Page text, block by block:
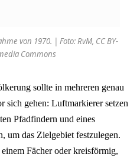
von 1970. | Foto: RvM, CC BY-
Commons
sollte in mehreren genau
sich gehen: Luftmarkierer setzen
Pfadfindern und eines
um das Zielgebiet festzulegen.
Fächer oder kreisförmig,